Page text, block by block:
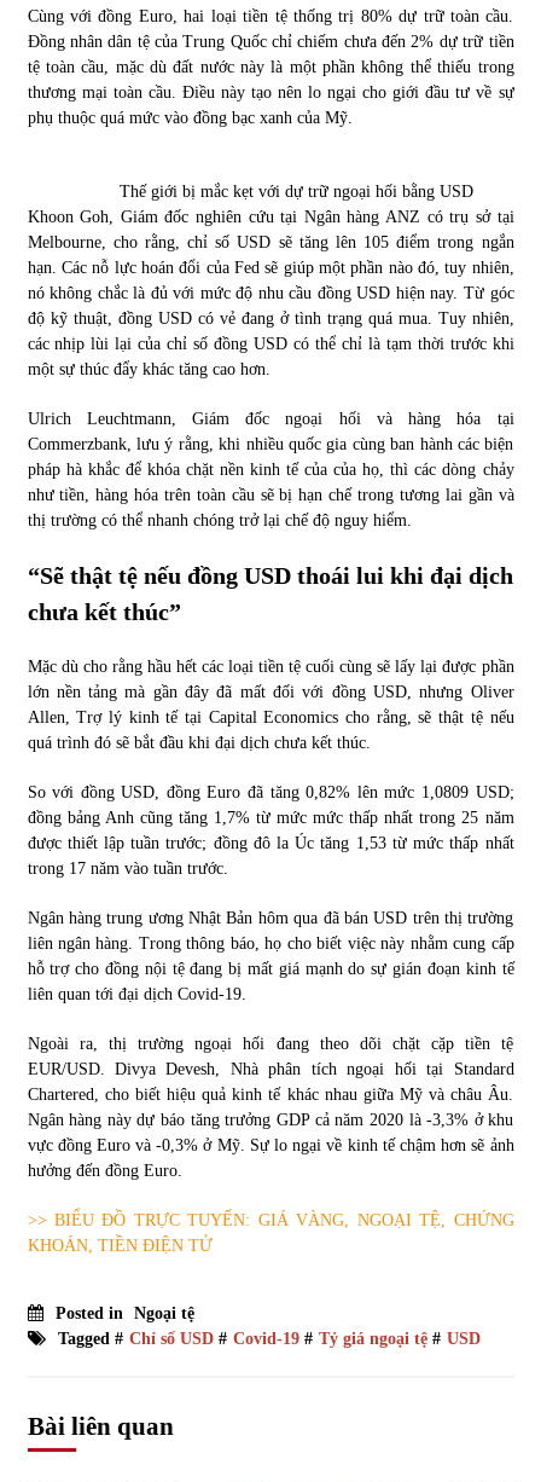
Cùng với đồng Euro, hai loại tiền tệ thống trị 80% dự trữ toàn cầu.
Đồng nhân dân tệ của Trung Quốc chỉ chiếm chưa đến 2% dự trữ tiền
tệ toàn cầu, mặc dù đất nước này là một phần không thể thiếu trong
thương mại toàn cầu. Điều này tạo nên lo ngại cho giới đầu tư về sự
phụ thuộc quá mức vào đồng bạc xanh của Mỹ.
Thế giới bị mắc kẹt với dự trữ ngoại hối bằng USD
Khoon Goh, Giám đốc nghiên cứu tại Ngân hàng ANZ có trụ sở tại
Melbourne, cho rằng, chỉ số USD sẽ tăng lên 105 điểm trong ngắn
hạn. Các nỗ lực hoán đổi của Fed sẽ giúp một phần nào đó, tuy nhiên,
nó không chắc là đủ với mức độ nhu cầu đồng USD hiện nay. Từ góc
độ kỹ thuật, đồng USD có vẻ đang ở tình trạng quá mua. Tuy nhiên,
các nhịp lùi lại của chỉ số đồng USD có thể chỉ là tạm thời trước khi
một sự thúc đẩy khác tăng cao hơn.
Ulrich Leuchtmann, Giám đốc ngoại hối và hàng hóa tại
Commerzbank, lưu ý rằng, khi nhiều quốc gia cùng ban hành các biện
pháp hà khắc để khóa chặt nền kinh tế của của họ, thì các dòng chảy
như tiền, hàng hóa trên toàn cầu sẽ bị hạn chế trong tương lai gần và
thị trường có thể nhanh chóng trở lại chế độ nguy hiểm.
“Sẽ thật tệ nếu đồng USD thoái lui khi đại dịch
chưa kết thúc”
Mặc dù cho rằng hầu hết các loại tiền tệ cuối cùng sẽ lấy lại được phần
lớn nền tảng mà gần đây đã mất đối với đồng USD, nhưng Oliver
Allen, Trợ lý kinh tế tại Capital Economics cho rằng, sẽ thật tệ nếu
quá trình đó sẽ bắt đầu khi đại dịch chưa kết thúc.
So với đồng USD, đồng Euro đã tăng 0,82% lên mức 1,0809 USD;
đồng bảng Anh cũng tăng 1,7% từ mức mức thấp nhất trong 25 năm
được thiết lập tuần trước; đồng đô la Úc tăng 1,53 từ mức thấp nhất
trong 17 năm vào tuần trước.
Ngân hàng trung ương Nhật Bản hôm qua đã bán USD trên thị trường
liên ngân hàng. Trong thông báo, họ cho biết việc này nhằm cung cấp
hỗ trợ cho đồng nội tệ đang bị mất giá mạnh do sự gián đoạn kinh tế
liên quan tới đại dịch Covid-19.
Ngoài ra, thị trường ngoại hối đang theo dõi chặt cặp tiền tệ
EUR/USD. Divya Devesh, Nhà phân tích ngoại hối tại Standard
Chartered, cho biết hiệu quả kinh tế khác nhau giữa Mỹ và châu Âu.
Ngân hàng này dự báo tăng trưởng GDP cả năm 2020 là -3,3% ở khu
vực đồng Euro và -0,3% ở Mỹ. Sự lo ngại về kinh tế chậm hơn sẽ ảnh
hưởng đến đồng Euro.
>> BIỂU ĐỒ TRỰC TUYẾN: GIÁ VÀNG, NGOẠI TỆ, CHỨNG
KHOÁN, TIỀN ĐIỆN TỬ
Posted in
Ngoại tệ
Tagged # Chỉ số USD# Covid-19# Tỷ giá ngoại tệ# USD
Bài liên quan